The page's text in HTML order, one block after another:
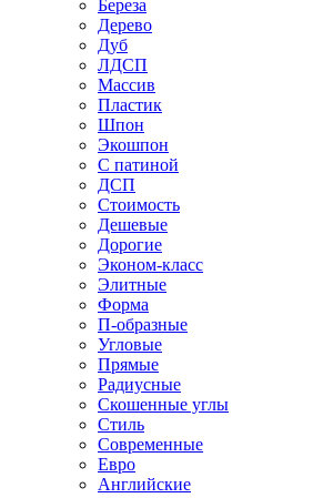
Береза
Дерево
Дуб
ЛДСП
Массив
Пластик
Шпон
Экошпон
С патиной
ДСП
Стоимость
Дешевые
Дорогие
Эконом-класс
Элитные
Форма
П-образные
Угловые
Прямые
Радиусные
Скошенные углы
Стиль
Современные
Евро
Английские